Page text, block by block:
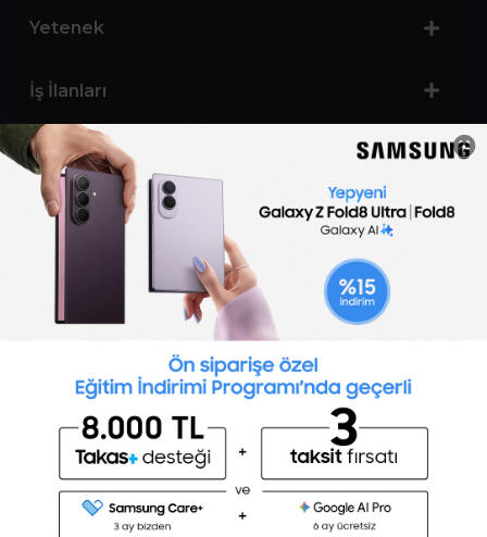
Yetenek
İş İlanları
Sertifika Programları
Yetenek Testleri
Toptalent Marka ve İnsan Kaynakları Danışmanlığı Limited Şirketi Özel İstihdam Bürosu
Olarak 11 / 11 / 2024 - 10 / 11 / 2027 tarihleri arasında faaliyette bulunmak üzere, Türkiye İş
Kurumu tarafından 05.11.2024 tarih ve 16998526 sayılı karar uyarınca 1251 nolu belge ile faaliyet
göstermektedir.Toptalent İş İlanları için tıklayın. 4904 sayılı kanun uyarınca iş arayanlardan
ücret alınmayacak ve menfaat temin edilmeyecektir.
Türkiye İş Kurumu İstanbul İl Müdürlüğü: 0 212 249 29 87 | Türkiye iş Kurumu İstanbul Çalışma